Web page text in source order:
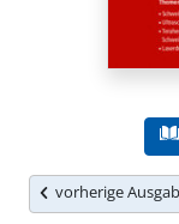
vorherige